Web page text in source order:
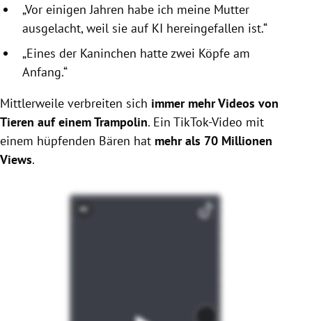
„Vor einigen Jahren habe ich meine Mutter
ausgelacht, weil sie auf KI hereingefallen ist.“
„Eines der Kaninchen hatte zwei Köpfe am
Anfang.“
Mittlerweile verbreiten sich immer mehr Videos von
Tieren auf einem Trampolin. Ein TikTok-Video mit
einem hüpfenden Bären hat mehr als 70 Millionen
Views.